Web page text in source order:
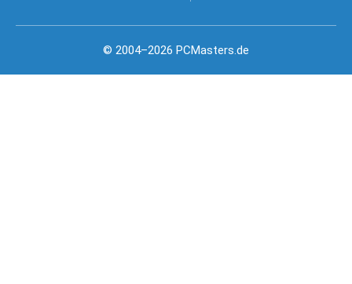
© 2004–2026 PCMasters.de